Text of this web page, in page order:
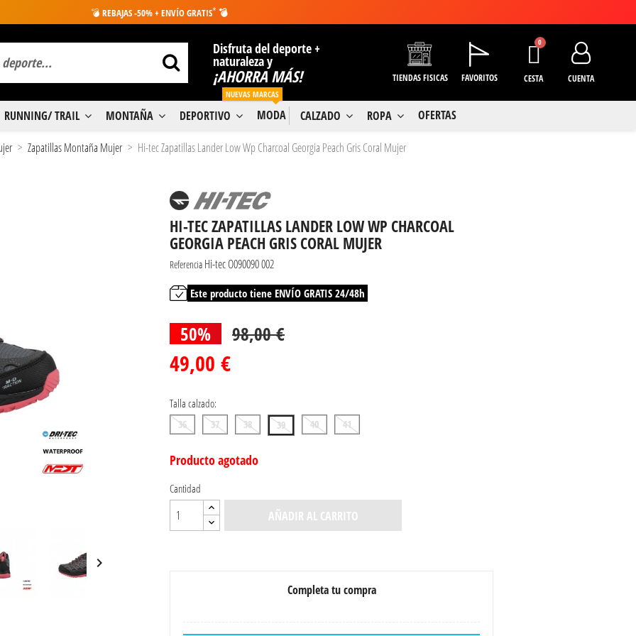
💣 REBAJAS -50% + ENVÍO GRATIS* 💣
Disfruta del deporte +
naturaleza y
¡AHORRA MÁS! TIENDAS FISICAS FAVORITOS CESTA CUENTA
RUNNING/ TRAIL MONTAÑA DEPORTIVO MODA
NUEVAS MARCAS
CALZADO ROPA OFERTAS
Zapatillas Montaña Mujer Hi-tec Zapatillas Lander Low Wp Charcoal Georgia Peach Gris Coral Mujer

HI-TEC ZAPATILLAS LANDER LOW WP CHARCOAL
GEORGIA PEACH GRIS CORAL MUJER
Referencia Hi-tec O090090 002
Este producto tiene ENVÍO GRATIS 24/48h
50% 98,00 €
49,00 €
Talla calzado:
36 37 38 39 40 41
Producto agotado
Cantidad
AÑADIR AL CARRITO
Completa tu compra